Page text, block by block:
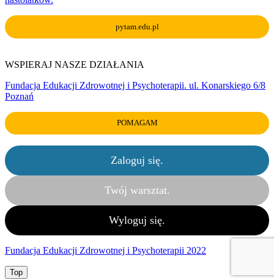
pytam.edu.pl
WSPIERAJ NASZE DZIAŁANIA
Fundacja Edukacji Zdrowotnej i Psychoterapii. ul. Konarskiego 6/8
Poznań
POMAGAM
Zaloguj się.
Twój warsztat.
Wyloguj się.
Fundacja Edukacji Zdrowotnej i Psychoterapii 2022
Top